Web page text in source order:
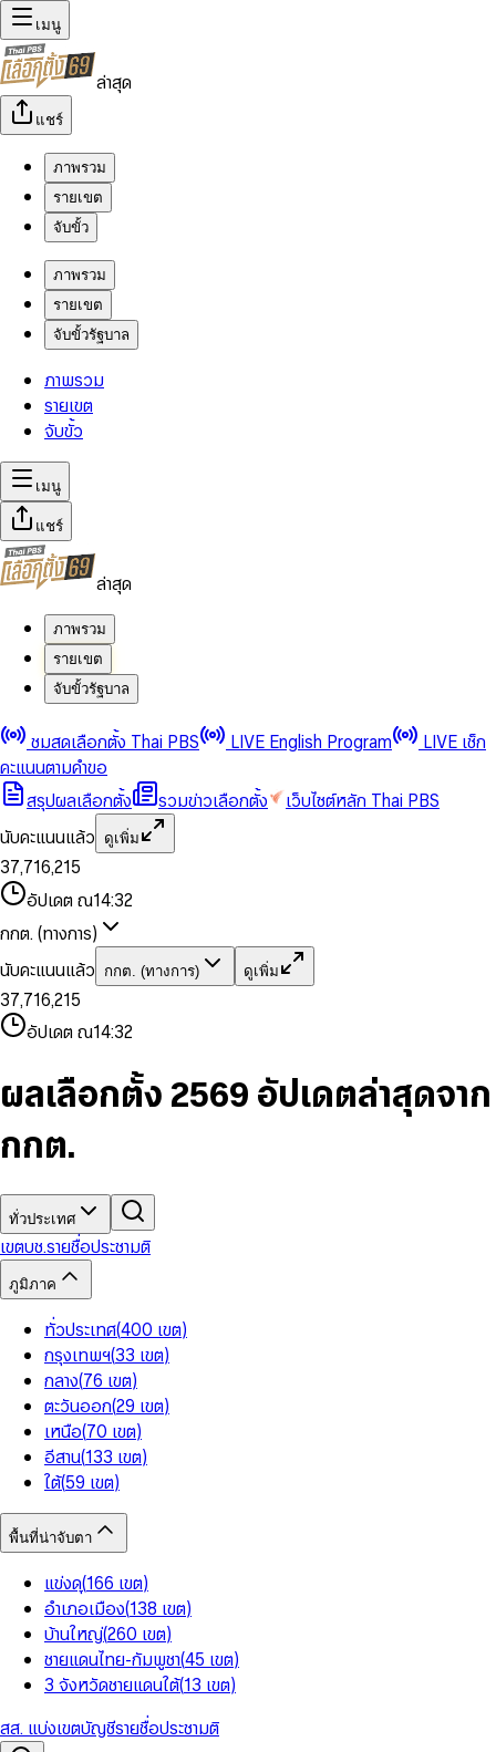
เมนู
ล่าสุด
แชร์
ภาพรวม
รายเขต
จับขั้ว
ภาพรวม
รายเขต
จับขั้วรัฐบาล
ภาพรวม
รายเขต
จับขั้ว
เมนู
แชร์
ล่าสุด
ภาพรวม
รายเขต
จับขั้วรัฐบาล
ชมสดเลือกตั้ง Thai PBS LIVE English Program
LIVE เช็ก
คะแนนตามคำขอ
สรุปผลเลือกตั้ง
รวมข่าวเลือกตั้ง
เว็บไซต์หลัก Thai PBS
นับคะแนนแล้ว
ดูเพิ่ม
0
1
2
3
4
5
6
8
9
0
1
2
3
4
5
6
7
8
9
,
0
1
2
4
6
7
8
9
0
1
2
3
4
5
6
7
8
9
0
1
3
5
6
7
8
9
,
1
2
4
5
7
8
9
0
1
3
4
6
7
8
9
0
2
3
4
5
7
8
อัปเดต ณ14:32
กกต. (ทางการ)
นับคะแนนแล้ว
กกต. (ทางการ) ดูเพิ่ม
0
1
2
3
4
5
7
8
0
1
2
4
5
6
7
8
9
,
0
1
2
4
6
7
8
9
0
1
2
3
5
6
8
9
0
1
3
5
6
7
8
,
1
2
4
6
7
9
0
1
3
5
6
8
9
0
2
3
4
5
7
9
อัปเดต ณ14:32
ผลเลือกตั้ง 2569 อัปเดตล่าสุดจาก
กกต.
ทั่วประเทศ
เขตบช.รายชื่อประชามติ
ภูมิภาค
ทั่วประเทศ(400 เขต)
กรุงเทพฯ(33 เขต)
กลาง(76 เขต)
ตะวันออก(29 เขต)
เหนือ(70 เขต)
อีสาน(133 เขต)
ใต้(59 เขต)
พื้นที่น่าจับตา
แข่งดุ(166 เขต)
อำเภอเมือง(138 เขต)
บ้านใหญ่(260 เขต)
ชายแดนไทย-กัมพูชา(45 เขต)
3 จังหวัดชายแดนใต้(13 เขต)
สส. แบ่งเขตบัญชีรายชื่อประชามติ